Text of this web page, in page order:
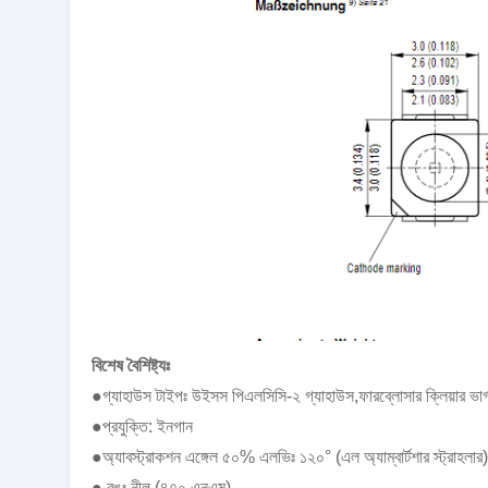
বিশেষ বৈশিষ্ট্যঃ
●গ্যাহাউস টাইপঃ উইসস পিএলসিসি-২ গ্যাহাউস,ফারব্লোসার ক্লিয়ার
●প্রযুক্তি: ইনগান
●অ্যাবস্ট্রাকশন এঙ্গেল ৫০% এলভিঃ ১২০° (এল অ্যাম্বার্টশার স্ট্রাহলার)